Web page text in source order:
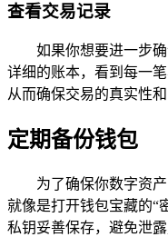
查看交易记录
如果你想要进一步
详细的账本，看到每一
从而确保交易的真实性和
定期备份钱包
为了确保你数字资
就像是打开钱包宝藏的“
私钥妥善保存，避免泄